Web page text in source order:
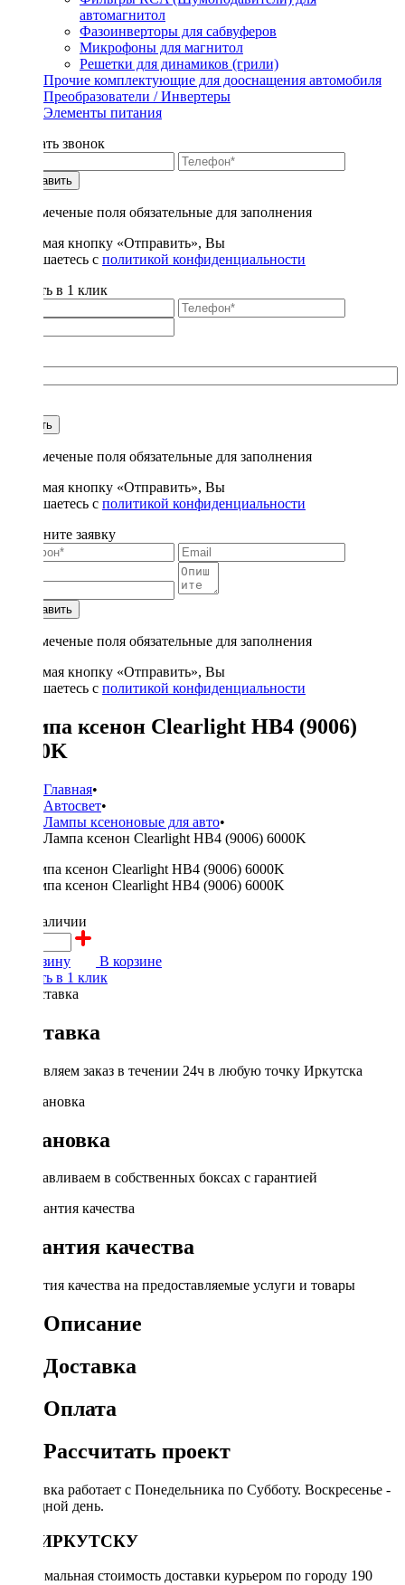
автомагнитол
Фазоинверторы для сабвуферов
Микрофоны для магнитол
Решетки для динамиков (грили)
Прочие комплектующие для дооснащения автомобиля
Преобразователи / Инвертеры
Элементы питания
Заказать звонок
Отправить
* - отмеченые поля обязательные для заполнения
Нажимая кнопку «Отправить», Вы
соглашаетесь с политикой конфиденциальности
Купить в 1 клик
Купить
* - отмеченые поля обязательные для заполнения
Нажимая кнопку «Отправить», Вы
соглашаетесь с политикой конфиденциальности
Заполните заявку
Отправить
* - отмеченые поля обязательные для заполнения
Нажимая кнопку «Отправить», Вы
соглашаетесь с политикой конфиденциальности
Лампа ксенон Clearlight HB4 (9006)
6000K
Главная•
Автосвет•
Лампы ксеноновые для авто•
Лампа ксенон Clearlight HB4 (9006) 6000K
в наличии
В корзину
В корзине
Купить в 1 клик
Доставка
Доставляем заказ в течении 24ч в любую точку Иркутска
Установка
Устанавливаем в собственных боксах с гарантией
Гарантия качества
Гарантия качества на предоставляемые услуги и товары
Описание
Доставка
Оплата
Рассчитать проект
Доставка работает с Понедельника по Субботу. Воскресенье -
выходной день.
ПО ИРКУТСКУ
Минимальная стоимость доставки курьером по городу 190